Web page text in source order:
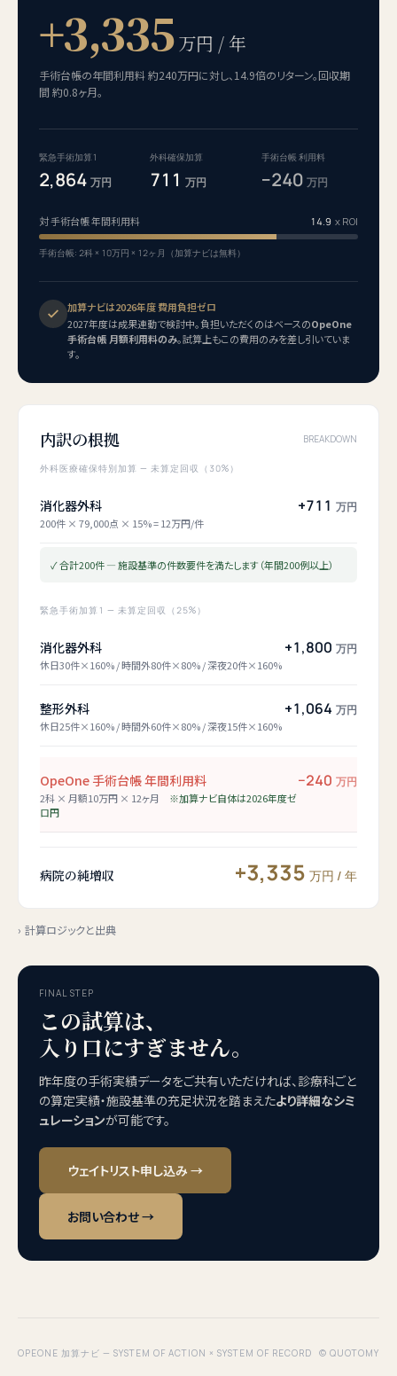
+3,335万円 / 年
手術台帳の年間利用料 約240万円に対し、14.9倍のリターン。回収期
間 約0.8ヶ月。
緊急手術加算1
2,864 万円
外科確保加算
711 万円
手術台帳 利用料
−240 万円
対 手術台帳 年間利用料 14.9 x ROI
手術台帳: 2科 × 10万円 × 12ヶ月（加算ナビは無料）
加算ナビは2026年度 費用負担ゼロ
2027年度は成果連動で検討中。負担いただくのはベースのOpeOne
手術台帳 月額利用料のみ。試算上もこの費用のみを差し引いていま
す。
内訳の根拠 BREAKDOWN
外科医療確保特別加算 — 未算定回収（30%）
消化器外科
200件 × 79,000点 × 15% = 12万円/件
+711 万円
✓ 合計200件 — 施設基準の件数要件を満たします（年間200例以上）
緊急手術加算1 — 未算定回収（25%）
消化器外科
休日30件×160% / 時間外80件×80% / 深夜20件×160%
+1,800 万円
整形外科
休日25件×160% / 時間外60件×80% / 深夜15件×160%
+1,064 万円
OpeOne 手術台帳 年間利用料
2科 × 月額10万円 × 12ヶ月 ※加算ナビ自体は2026年度ゼ
ロ円
−240 万円
病院の純増収 +3,335 万円 / 年
› 計算ロジックと出典
FINAL STEP
この試算は、
入り口にすぎません。
昨年度の手術実績データをご共有いただければ、診療科ごと
の算定実績・施設基準の充足状況を踏まえたより詳細なシミ
ュレーションが可能です。
ウェイトリスト申し込み →
お問い合わせ →
OPEONE 加算ナビ — SYSTEM OF ACTION × SYSTEM OF RECORD © QUOTOMY